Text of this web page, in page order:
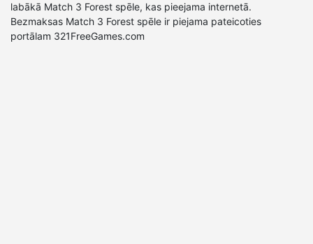
labākā Match 3 Forest spēle, kas pieejama internetā.
Bezmaksas Match 3 Forest spēle ir piejama pateicoties
portālam 321FreeGames.com